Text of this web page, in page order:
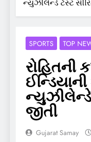
ન્યુઝીલેન્ડે ટેસ્ટ
SPORTS TOP
રોહિતની
જીતી
Gujarat Samay